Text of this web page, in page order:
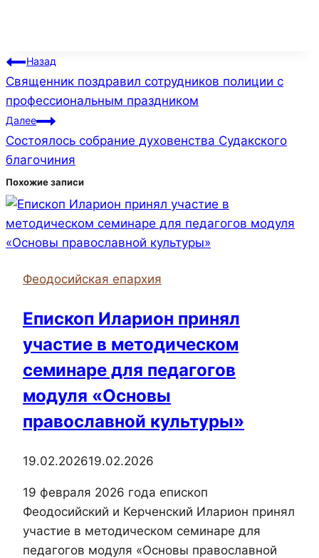
Назад
Священник поздравил сотрудников полиции с
профессиональным праздником
Далее
Состоялось собрание духовенства Судакского
благочиния
Похожие записи
Феодосийская епархия
Епископ Иларион принял
участие в методическом
семинаре для педагогов
модуля «Основы
православной культуры»
19.02.202619.02.2026
19 февраля 2026 года епископ
Феодосийский и Керченский Иларион принял
участие в методическом семинаре для
педагогов модуля «Основы православной